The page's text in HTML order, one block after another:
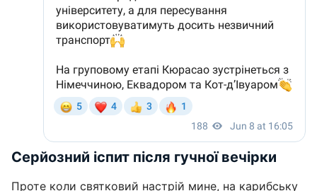
Серйозний іспит після гучної вечірки
Проте коли святковий настрій мине, на карибську